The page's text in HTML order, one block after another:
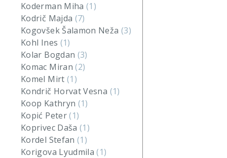
Koderman Miha(1)
Kodrič Majda (7)
Kogovšek Šalamon Neža (3)
Kohl Ines (1)
Kolar Bogdan (3)
Komac Miran(2)
Komel Mirt (1)
Kondrič Horvat Vesna (1)
Koop Kathryn (1)
Kopić Peter(1)
Koprivec Daša(1)
Kordel Stefan(1)
Korigova Lyudmila(1)